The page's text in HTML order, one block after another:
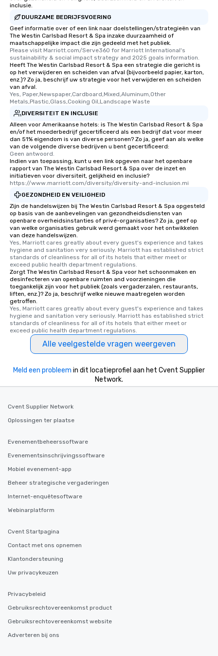
who leads the group on a walking tour,
offering engaging tidbits and
fascinating stories. Several other
interactive experiences are included
along the way exclusively to our tours,
ensuring there is never a dull moment.
Different Types of Cuisine Our
experiences offer the ability to enjoy
several renowned restaurants in one
convenient outing, including ones you
and your guests might not have
discovered otherwise on your own or
at a typical corporate dinner. We offer
a way to try some of the finest spots
in the city and dive into various
cuisines and dishes. All the pre-
selected dishes are curated to our
high standards to ensure they will
group experience, booking flexibility is
key. Whether you desire a tour during
business hours or early evening right
after work, we can coordinate with
you to provide options that fit your
needs. Go for as Long or as Short as
You Like Along with flexible
scheduling, Lip Smacking Foodie
Tours also provides a range of tour
durations. Our shortest tour is about
2.5 hours; our longest is about 5
hours, with optional add-ons and
incentives.
inclusie.
DUURZAME BEDRIJFSVOERING
Geef informatie over of een link naar doelstellingen/strategieën van
The Westin Carlsbad Resort & Spa inzake duurzaamheid of
maatschappelijke impact die zijn gedeeld met het publiek.
Please visit Marriott.com/Serve360 for Marriott International's
sustainability & social impact strategy and 2025 goals information.
Heeft The Westin Carlsbad Resort & Spa een strategie die gericht is
op het verwijderen en scheiden van afval (bijvoorbeeld papier, karton,
enz.)? Zo ja, beschrijf uw strategie voor het verwijderen en scheiden
van afval.
Yes, Paper,Newspaper,Cardboard,Mixed,Aluminum,Other
Metals,Plastic,Glass,Cooking Oil,Landscape Waste
DIVERSITEIT EN INCLUSIE
Alleen voor Amerikaanse hotels: is The Westin Carlsbad Resort & Spa
en/of het moederbedrijf gecertificeerd als een bedrijf dat voor meer
dan 51% eigendom is van diverse personen? Zo ja, geef aan als welke
van de volgende diverse bedrijven u bent gecertificeerd:
Geen antwoord.
Indien van toepassing, kunt u een link opgeven naar het openbare
rapport van The Westin Carlsbad Resort & Spa over de inzet en
initiatieven voor diversiteit, gelijkheid en inclusie?
https://www.marriott.com/diversity/diversity-and-inclusion.mi
GEZONDHEID EN VEILIGHEID
Zijn de handelswijzen bij The Westin Carlsbad Resort & Spa opgesteld
op basis van de aanbevelingen van gezondheidsdiensten van
openbare overheidsinstanties of privé-organisaties? Zo ja, geef op
van welke organisaties gebruik werd gemaakt voor het ontwikkelen
van deze handelswijzen.
Yes, Marriott cares greatly about every guest's experience and takes
hygiene and sanitation very seriously. Marriott has established strict
standards of cleanliness for all of its hotels that either meet or
exceed public health department regulations.
Zorgt The Westin Carlsbad Resort & Spa voor het schoonmaken en
desinfecteren van openbare ruimten and voorzieningen die
toegankelijk zijn voor het publiek (zoals vergaderzalen, restaurants,
liften, enz.)? Zo ja, beschrijf welke nieuwe maatregelen worden
getroffen.
Yes, Marriott cares greatly about every guest's experience and takes
hygiene and sanitation very seriously. Marriott has established strict
standards of cleanliness for all of its hotels that either meet or
exceed public health department regulations.
Alle veelgestelde vragen weergeven
Meld een probleem in dit locatieprofiel aan het Cvent Supplier
Network.
Cvent Supplier Network
Oplossingen ter plaatse
Evenementbeheerssoftware
Evenementsinschrijvingssoftware
Mobiel evenement-app
Beheer strategische vergaderingen
Internet-enquêtesoftware
Webinarplatform
Cvent Startpagina
Contact met ons opnemen
Klantondersteuning
Uw privacykeuzen
Privacybeleid
Gebruiksrechtovereenkomst product
Gebruiksrechtovereenkomst website
Adverteren bij ons